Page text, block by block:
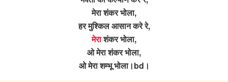
मेरा शंकर भोला,
हर मुश्किल आसान करे रे,
मेराशंकर भोला,
ओ मेरा शंकर भोला,
ओ मेरा शम्भू भोला।bd।